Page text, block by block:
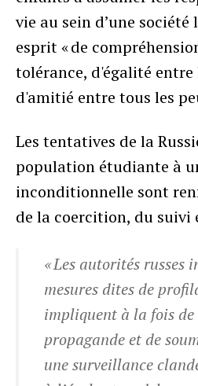
vie au sein d’une
esprit « de
tolérance, d'égalité entre
d'amitié entre tous les
Les tentatives de la
population étudiante à
inconditionnelle sont
de la coercition, du suivi
« Les autorités russes
mesures dites de
impliquent à la fois
propagande et de
une surveillance